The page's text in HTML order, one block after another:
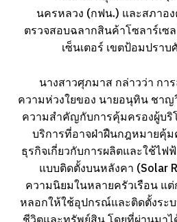
นครหลวง (กฟน.) และสภาอ
ตรวจสอบฉลากสินค้าโซลาร์เ
เซ็นเตอร์ เขตป้อมปรา
นางสาวศุภมาส กล่าวว่า กา
ความห่วงใยของ นายอนุทิน ชา
ความสำคัญกับการคุ้มครองผู้บริ
บริการที่อาจฝ่าฝืนกฎหมายคุ้ม
ธุรกิจเกี่ยวกับการผลิตและใช้ไฟ
แบบติดตั้งบนหลังคา (Solar
ความนิยมในหลายครัวเรือน แ
หลอกให้ใช้อุปกรณ์และติดตั้งระบ